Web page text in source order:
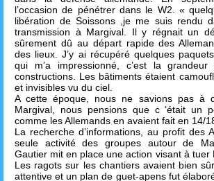
l’occasion de pénétrer dans le W2. «
libération de Soissons ,je me suis rendu
transmission à Margival. Il y régnait un
sûrement dû au départ rapide des
des lieux. J’y ai récupéré quelques
qui m’a impressionné, c’est la
constructions. Les bâtiments étaient
et invisibles vu du ciel.
A cette époque, nous ne savions pas à
Margival, nous pensions que c ‘était un
comme les Allemands en avaient fait en 14/
La recherche d’informations, au profit des
seule activité des groupes autour de
Gautier mit en place une action visant à tuer
Les ragots sur les chantiers avaient bien
attentive et un plan de guet-apens fut